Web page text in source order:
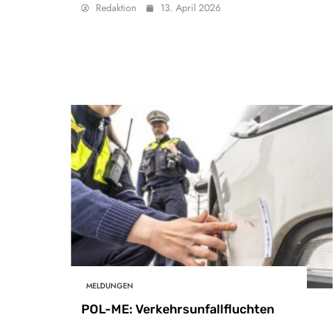
Redaktion 13. April 2026
MELDUNGEN
POL-ME: Verkehrsunfallfluchten